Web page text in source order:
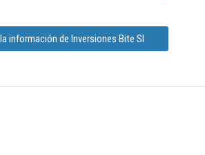
información de Inversiones Bite Sl